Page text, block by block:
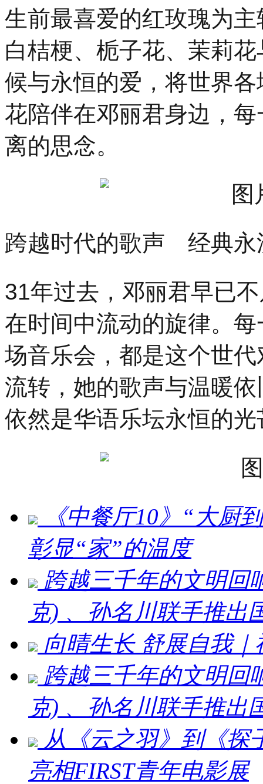
生前最喜爱的红玫瑰为
白桔梗、栀子花、茉莉
候与永恒的爱，将世界
花陪伴在邓丽君身边，
离的思念。
跨越时代的歌声 经典永
31年过去，邓丽君早已
在时间中流动的旋律。
场音乐会，都是这个世
流转，她的歌声与温暖
依然是华语乐坛永恒的光
《中餐厅10》“大厨
彰显“家”的温度
跨越三千年的文明回
克) 、孙名川联手推出
向晴生长 舒展自我
跨越三千年的文明回
克) 、孙名川联手推出
从《云之羽》到《探
亮相FIRST青年电影展